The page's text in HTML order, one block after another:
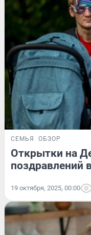
СЕМЬЯ ОБЗОР
Открытки на
поздравлений
19 октября, 2025, 00:00